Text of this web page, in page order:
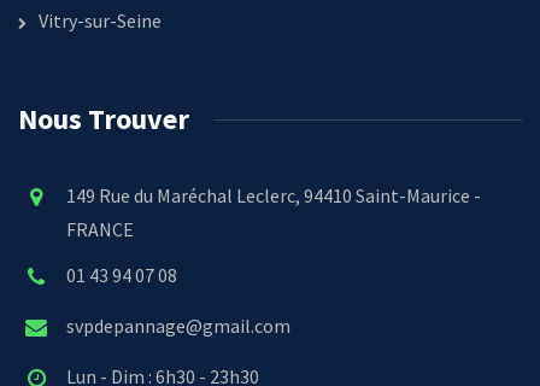
Vitry-sur-Seine
Nous Trouver
149 Rue du Maréchal Leclerc, 94410 Saint-Maurice -
FRANCE
01 43 94 07 08
svpdepannage@gmail.com
Lun - Dim : 6h30 - 23h30